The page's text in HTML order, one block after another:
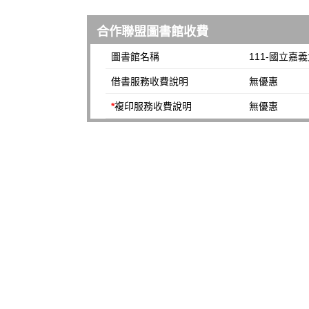
合作聯盟圖書館收費
圖書館名稱 111-國立嘉
借書服務收費說明 無優惠
*複印服務收費說明 無優惠